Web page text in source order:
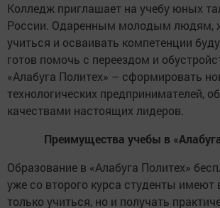
Колледж приглашает на учебу юных
России. Одаренным молодым
учиться и осваивать компетенции
готов помочь с переездом и
«Алабуга Политех» – сформировать
технологических предпринимателей,
качествами настоящих лидеров.
Преимущества учебы в
Образование в «Алабуга Политех»
уже со второго курса студенты имеют
только учиться, но и получать